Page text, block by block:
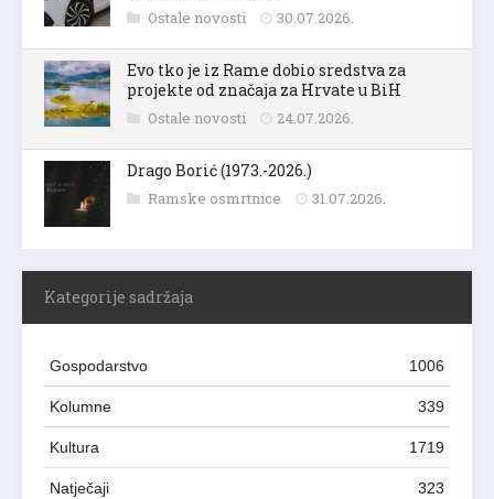
Ostale novosti 30.07.2026.
Evo tko je iz Rame dobio sredstva za
projekte od značaja za Hrvate u BiH
Ostale novosti 24.07.2026.
Drago Borić (1973.-2026.)
Ramske osmrtnice 31.07.2026.
Kategorije sadržaja
Gospodarstvo 1006
Kolumne 339
Kultura 1719
Natječaji 323